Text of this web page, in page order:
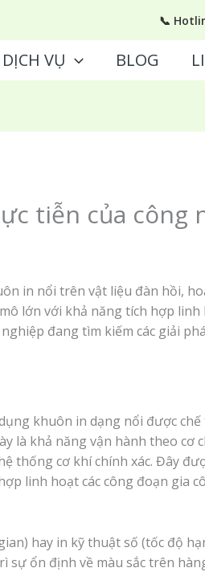
📞
DỊCH VỤ BLOG
tiễn của công
in nổi trên vật liệu đàn hồi,
lớn với khả năng tích hợp linh
đang tìm kiếm các giải
khuôn in dạng nổi được
là khả năng vận hành theo cơ
cơ khí chính xác. Đây
linh hoạt các công đoạn gia
hay in kỹ thuật số (tốc độ
ổn định về màu sắc trên